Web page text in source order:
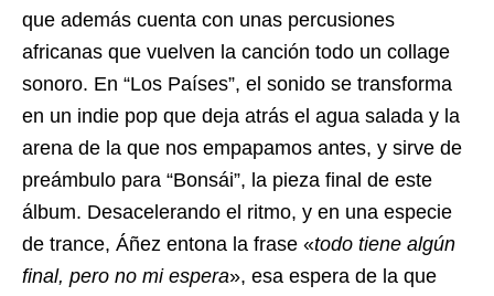
que además cuenta con unas percusiones
africanas que vuelven la canción todo un collage
sonoro. En “Los Países”, el sonido se transforma
en un indie pop que deja atrás el agua salada y la
arena de la que nos empapamos antes, y sirve de
preámbulo para “Bonsái”, la pieza final de este
álbum. Desacelerando el ritmo, y en una especie
de trance, Áñez entona la frase «todo tiene algún
final, pero no mi espera», esa espera de la que